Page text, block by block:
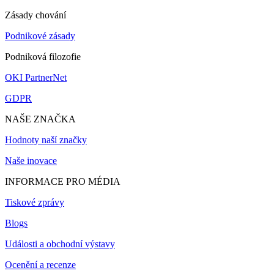
Zásady chování
Podnikové zásady
Podniková filozofie
OKI PartnerNet
GDPR
NAŠE ZNAČKA
Hodnoty naší značky
Naše inovace
INFORMACE PRO MÉDIA
Tiskové zprávy
Blogs
Události a obchodní výstavy
Ocenění a recenze